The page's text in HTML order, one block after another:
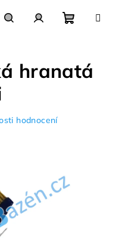
košík
hranatá
hodnocení